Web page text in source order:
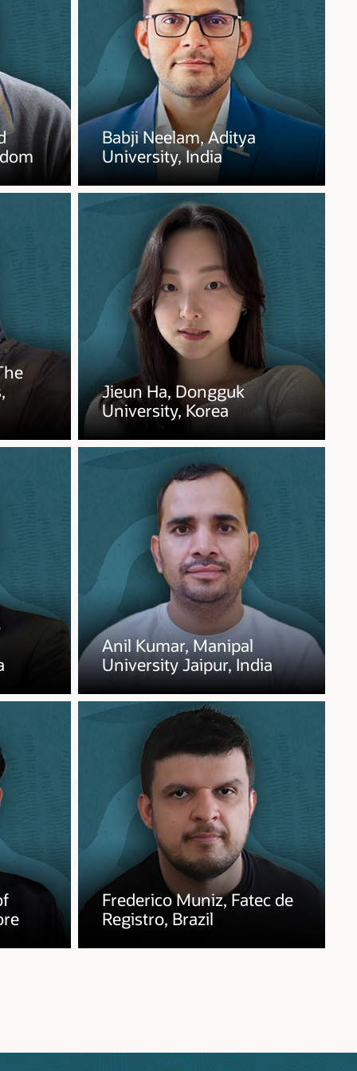
Babji Neelam, Aditya
University, India
Jieun Ha, Dongguk
University, Korea
Anil Kumar, Manipal
University Jaipur, India
Frederico Muniz, Fatec de
Registro, Brazil